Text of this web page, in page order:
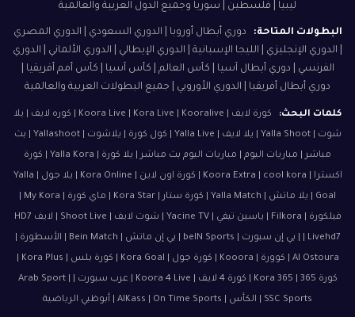
ليبيا | فلسطين | سوريا وجميع الدول العربية والعالمية
البطولات المتاحة:
دوري أبطال أوروبا | الدوري السعودي | الدوري المصري
| الدوري الإنجليزي | الليجا الإسبانية | الدوري الإيطالي | الدوري الألماني | الدوري
الفرنسي | دوري أبطال آسيا | كأس العالم | كأس آسيا | كأس أمم أفريقيا |
دوري أبطال أفريقيا | الدوري الأوروبي | جميع البطولات العربية والعالمية
كلمات البحث:
كورة لايف | Koora Live | Kora Live | Kooralive | كوره لايف | يلا
شوت | Yalla Shoot | يلا لايف | Yalla Live | كول كورة | يلاشوت | Yallashoot | بث
مباشر | مباريات اليوم | مباريات اليوم بث مباشر | يلا كورة | Yalla Kora | كورة
اكسترا | Koora Extra | cool kora | كورة اون لاين | Kora Online | يلا جول | Yalla
فيلكورة | Filkora | ياسين تيفي | Yacine TV | شوت لايف | Shoot Live | لايف HD7
| Livehd7 | بي إن سبورت | beIN Sports | بي إن ماتش | Bein Match | الأسطورة |
كورة 365 | Kora 365 | كورة 4 لايف | Koora 4 Live | عرب سبورت | Arab Sport |
SSC Sports | الكأس | AlKass | On Time Sports | أبوظبي الرياضية